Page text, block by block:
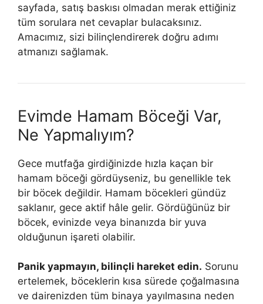
sayfada, satış baskısı olmadan merak ettiğiniz
tüm sorulara net cevaplar bulacaksınız.
Amacımız, sizi bilinçlendirerek doğru adımı
atmanızı sağlamak.
Evimde Hamam Böceği Var,
Ne Yapmalıyım?
Gece mutfağa girdiğinizde hızla kaçan bir
hamam böceği gördüyseniz, bu genellikle tek
bir böcek değildir. Hamam böcekleri gündüz
saklanır, gece aktif hâle gelir. Gördüğünüz bir
böcek, evinizde veya binanızda bir yuva
olduğunun işareti olabilir.
Panik yapmayın, bilinçli hareket edin. Sorunu
ertelemek, böceklerin kısa sürede çoğalmasına
ve dairenizden tüm binaya yayılmasına neden